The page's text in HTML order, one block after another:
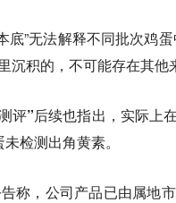
底”无法解释不同批次鸡
积的，不可能存在其他来
评”后续也指出，实际上
检测出角黄素。
称，公司产品已由属地